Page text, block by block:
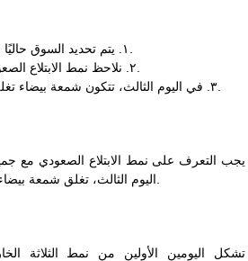
يجب التعرف على نمط الابتلاع الصعودي مع
تشكل اليومين الأولين من نمط الثلاثة